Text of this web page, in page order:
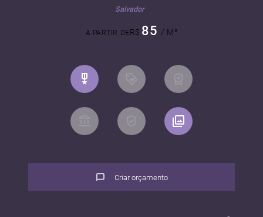
Salvador
A PARTIR DER$ 85 / M²
Criar orçamento